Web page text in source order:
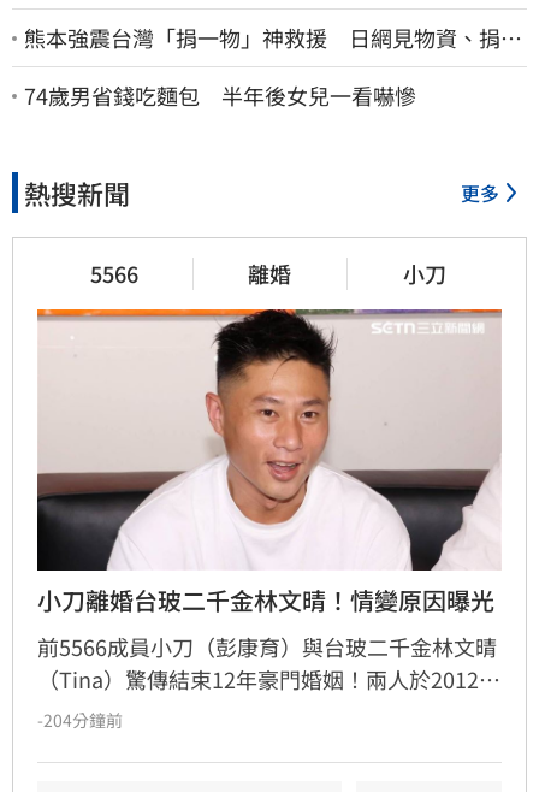
熊本強震台灣「捐一物」神救援 日網見物資、捐款
喊：給台灣統治算了
74歲男省錢吃麵包 半年後女兒一看嚇慘
熱搜新聞 更多
5566 離婚 小刀
小刀離婚台玻二千金林文晴！情變原因曝光
前5566成員小刀（彭康育）與台玻二千金林文晴
（Tina）驚傳結束12年豪門婚姻！兩人於2012年
舉辦耗資逾500萬的世紀婚宴，曾是演藝圈與豪
-204分鐘前